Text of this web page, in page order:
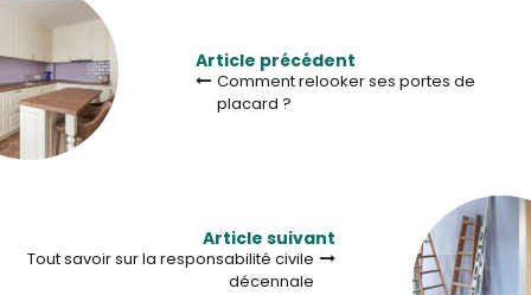
Article précédent
Comment relooker ses portes de
placard ?
Article suivant
Tout savoir sur la responsabilité civile
décennale